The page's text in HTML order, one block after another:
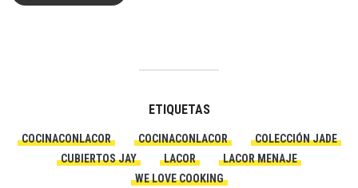
ETIQUETAS
COCINACONLACOR COCINACONLACOR
COLECCIÓN JADE
CUBIERTOS JAY
LACOR
LACOR MENAJE
WE LOVE COOKING